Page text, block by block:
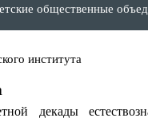
общественные
института
декады